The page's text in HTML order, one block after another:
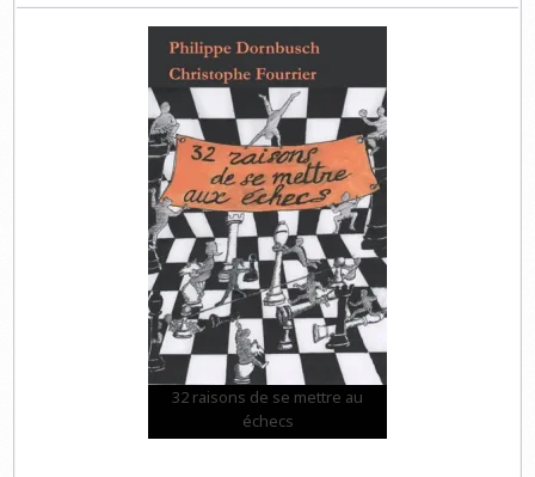
32 raisons de se mettre au
échecs